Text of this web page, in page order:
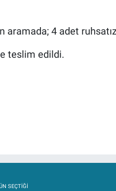
aramada; 4 adet
teslim edildi.
SEÇTIĞI